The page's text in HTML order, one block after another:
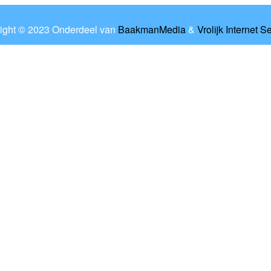
© 2023 Onderdeel van BaakmanMedia& Vrolijk Internet